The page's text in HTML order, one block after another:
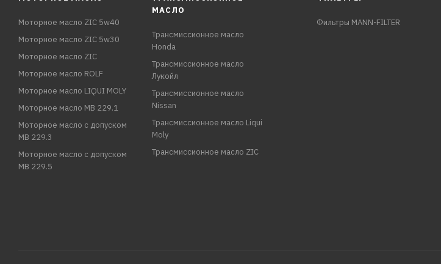
Моторное масло ZIC 5w40
Моторное масло ZIC 5w30
Моторное масло ZIC
Моторное масло ROLF
Моторное масло LIQUI MOLY
Моторное масло MB 229.1
Моторное масло с допуском
MB 229.3
Моторное масло с допуском
MB 229.5
МАСЛО
Трансмиссионное масло
Honda
Трансмиссионное масло
Лукойл
Трансмиссионное масло
Nissan
Трансмиссионное масло Liqui
Moly
Трансмиссионное масло ZIC
Фильтры MANN-FILTER